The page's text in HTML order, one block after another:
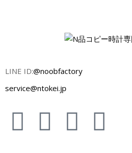
LINE ID:@noobfactory
service@ntokei.jp